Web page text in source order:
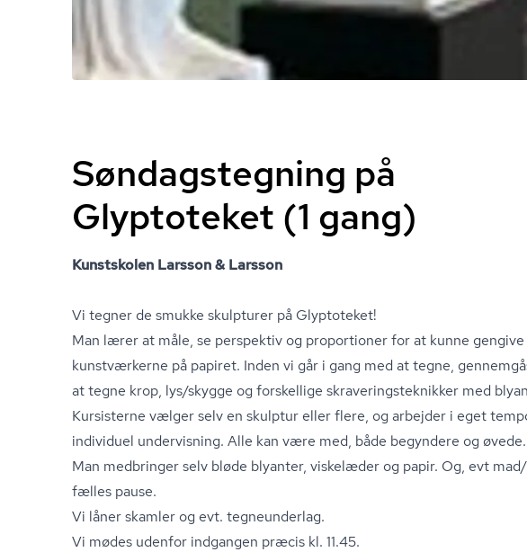
Søndagstegning på
Glyptoteket (1 gang)
Kunstskolen Larsson & Larsson
Vi tegner de smukke skulpturer på Glyptoteket!
Man lærer at måle, se perspektiv og proportioner for at kunne gengive
kunstværkerne på papiret. Inden vi går i gang med at tegne,
at tegne krop, lys/skygge og forskellige skra­ve­rings­tek­nik­ker med
Kursisterne vælger selv en skulptur eller flere, og arbejder i eget
individuel undervisning. Alle kan være med, både begyndere og øvede.
Man medbringer selv bløde blyanter, viskelæder og papir. Og, evt
fælles pause.
Vi låner skamler og evt. tegneunderlag.
Vi mødes udenfor indgangen præcis kl. 11.45.